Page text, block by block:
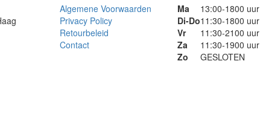
Algemene Voorwaarden
Privacy Policy
Retourbeleid
Contact
Ma
13:00-1800 uur
Di-Do11:30-1800 uur
Vr
11:30-2100 uur
Za
11:30-1900 uur
Zo
GESLOTEN